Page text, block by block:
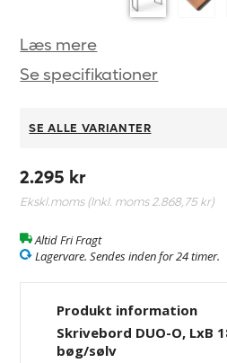
Læs mere
Se specifikationer
SE ALLE VARIANTER
2.295 kr
Ekskl.moms (Inkl. moms2.868,75 kr)
Altid Fri Fragt
Lagervare. Sendes inden for 24 timer.
Produkt information
Skrivebord DUO-O, LxB
bøg/sølv